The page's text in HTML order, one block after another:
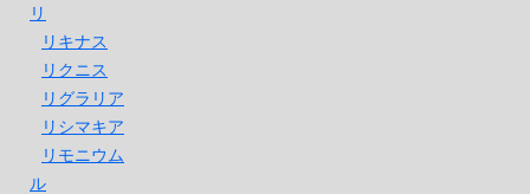
リ
リキナス
リクニス
リグラリア
リシマキア
リモニウム
ル